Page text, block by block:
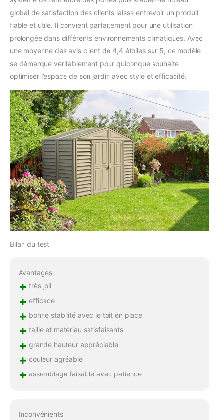
global de satisfaction des clients laisse entrevoir un produit
fiable et utile. Il convient parfaitement pour une utilisation
prolongée dans différents environnements climatiques. Avec
une moyenne des avis client de 4,4 étoiles sur 5, ce modèle
se démarque véritablement pour quiconque souhaite
optimiser l’espace de son jardin avec style et efficacité.
Bilan du test
Avantages
+ très joli
+ efficace
+ bonne stabilité avec le toit en place
+ taille et matériau satisfaisants
+ grande hauteur appréciable
+ couleur agréable
+ assemblage faisable avec patience
Inconvénients